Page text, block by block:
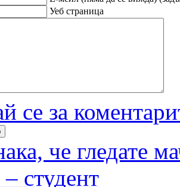
Уеб страница
се за
че гледате
студент